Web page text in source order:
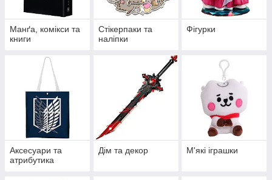
Манґа, комікси та
книги
Стікерпаки та
наліпки
Фігурки
Аксесуари та
атрибутика
Дім та декор М'які іграшки